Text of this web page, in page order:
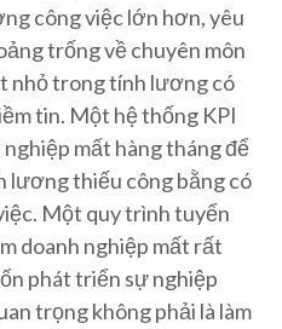
công việc lớn hơn, yêu
trống về chuyên môn
nhỏ trong tính lương có
tin. Một hệ thống KPI
mất hàng tháng để
lương thiếu công bằng có
Một quy trình tuyển
doanh nghiệp mất rất
phát triển sự nghiệp
trọng không phải là làm